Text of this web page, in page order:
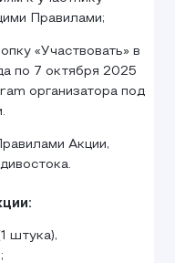
Правилами;
«Участвовать» в
по 7 октября 2025
организатора под
Акции,
штука),